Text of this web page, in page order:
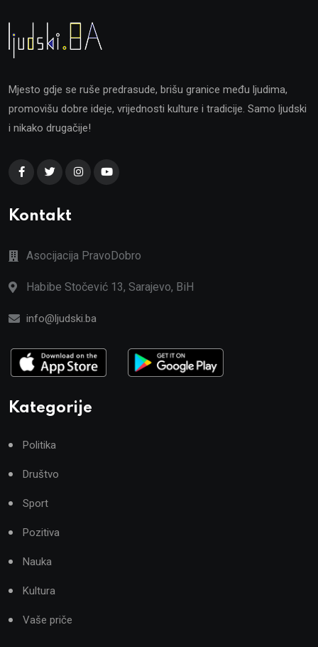
Mjesto gdje se ruše predrasude, brišu granice među ljudima,
promovišu dobre ideje, vrijednosti kulture i tradicije. Samo ljudski
i nikako drugačije!
Kontakt
Asocijacija PravoDobro
Habibe Stočević 13, Sarajevo, BiH
info@ljudski.ba
Kategorije
Politika
Društvo
Sport
Pozitiva
Nauka
Kultura
Vaše priče